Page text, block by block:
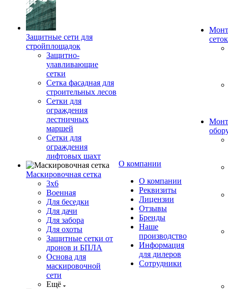
Защитные сети для
стройплощадок
Защитно-
улавливающие
сетки
Сетка фасадная для
строительных лесов
Сетки для
ограждения
лестничных
маршей
Сетки для
ограждения
лифтовых шахт
Маскировочная сетка
3х6
Военная
Для беседки
Для дачи
Для забора
Для охоты
Защитные сетки от
дронов и БПЛА
Основа для
маскировочной
сети
Ещё
О компании
О компании
Реквизиты
Лицензии
Отзывы
Бренды
Наше
производство
Информация
для дилеров
Сотрудники
сеток